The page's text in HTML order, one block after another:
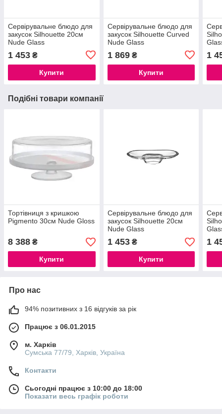
Сервірувальне блюдо для
закусок Silhouette 20см
Nude Glass
1 453 ₴
Купити
Сервірувальне блюдо для
закусок Silhouette Curved
Nude Glass
1 869₴
Купити
1
Подібні товари компанії
Тортівниця з кришкою
Pigmento 30см Nude Gloss
8 388 ₴
Купити
Сервірувальне блюдо для
закусок Silhouette 20см
Nude Glass
1 453₴
Купити
1
Про нас
94% позитивних з 16 відгуків за рік
Працює з 06.01.2015
м. Харків
Сумська 77/79, Харків, Україна
Контакти
Сьогодні працює з 10:00 до 18:00
Показати весь графік роботи